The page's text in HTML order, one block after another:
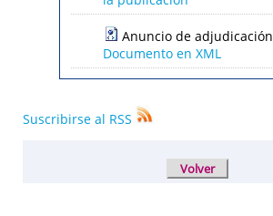
Anuncio de adjudicación
Documento en XML
Suscribirse al RSS